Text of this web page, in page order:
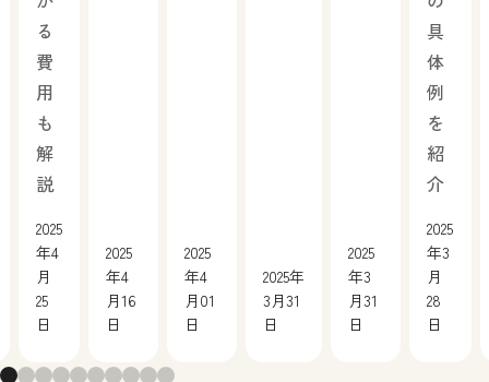
る
費
用
も
解
説
2025
年4
月
25
日
2025
年4
月16
日
2025
年4
月01
日
2025年
3月31
日
2025
年3
月31
日
具
体
例
を
紹
介
2025
年3
月
28
日